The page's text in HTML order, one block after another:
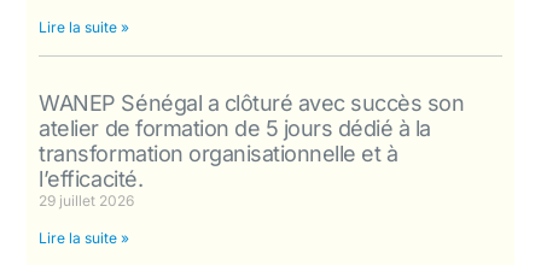
Lire la suite »
WANEP Sénégal a clôturé avec succès son
atelier de formation de 5 jours dédié à la
transformation organisationnelle et à
l’efficacité.
29 juillet 2026
Lire la suite »